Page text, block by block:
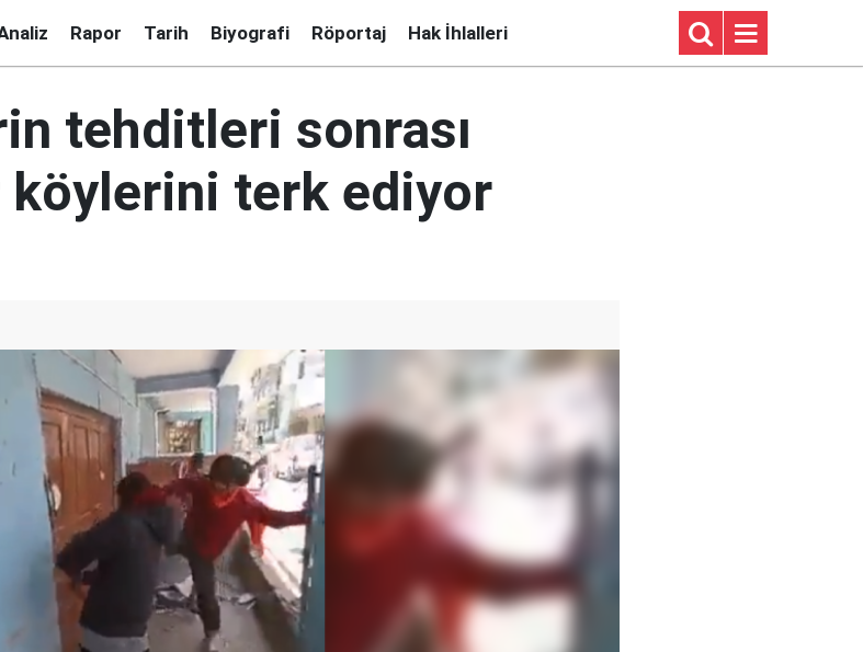
Rapor Tarih Biyografi Röportaj Hak İhlalleri
tehditleri sonrası
köylerini terk ediyor